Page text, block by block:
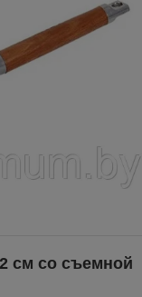
см со съемной